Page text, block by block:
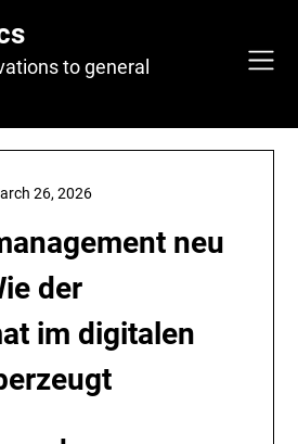
to general
neu
der
im digitalen
26, 2026